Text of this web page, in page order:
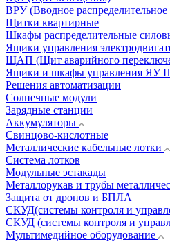
ВРУ (Вводное распределительное
Щитки квартирные
Шкафы распределительные
Ящики управления
ЩАП (Щит аварийного
Ящики и шкафы управления ЯУ
Решения автоматизации
Солнечные модули
Зарядные станции
Аккумуляторы
Свинцово-кислотные
Металлические кабельные лотки
Система лотков
Модульные эстакады
Металлорукав и трубы
Защита от дронов и БПЛА
СКУД(системы контроля и
СКУД (системы контроля и
Мультимедийное оборудование